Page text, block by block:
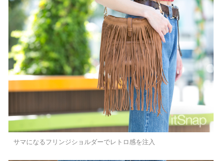
サマになるフリンジショルダーでレトロ感を注入